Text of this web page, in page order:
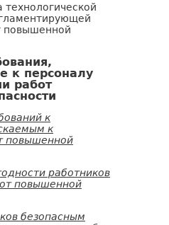
повышенной
к персоналу
работ
к
к
повышенной
работников
повышенной
безопасным